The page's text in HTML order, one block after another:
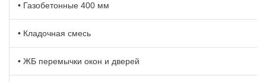
• Газобетонные 400 мм
• Кладочная смесь
• ЖБ перемычки окон и дверей